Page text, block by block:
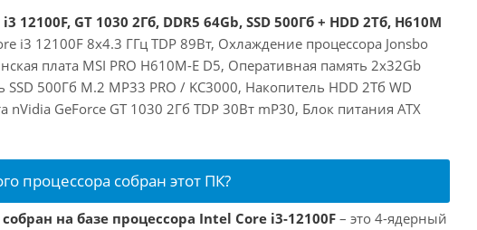
12100F, GT 1030 2Гб, DDR5 64Gb, SSD 500Гб + HDD 2Тб, H610M
i3 12100F 8x4.3 ГГц TDP 89Вт, Охлаждение процессора Jonsbo
плата MSI PRO H610M-E D5, Оперативная память 2x32Gb
SSD 500Гб M.2 MP33 PRO / KC3000, Накопитель HDD 2Тб WD
nVidia GeForce GT 1030 2Гб TDP 30Вт mP30, Блок питания ATX
процессора собран этот ПК?
на базе процессора Intel Core i3-12100F – это 4-ядерный